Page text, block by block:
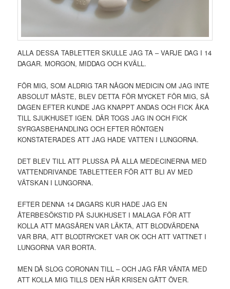
ALLA DESSA TABLETTER SKULLE JAG TA – VARJE DAG I 14
DAGAR. MORGON, MIDDAG OCH KVÄLL.
FÖR MIG, SOM ALDRIG TAR NÅGON MEDICIN OM JAG INTE
ABSOLUT MÅSTE, BLEV DETTA FÖR MYCKET FÖR MIG, SÅ
DAGEN EFTER KUNDE JAG KNAPPT ANDAS OCH FICK ÅKA
TILL SJUKHUSET IGEN. DÄR TOGS JAG IN OCH FICK
SYRGASBEHANDLING OCH EFTER RÖNTGEN
KONSTATERADES ATT JAG HADE VATTEN I LUNGORNA.
DET BLEV TILL ATT PLUSSA PÅ ALLA MEDECINERNA MED
VATTENDRIVANDE TABLETTEER FÖR ATT BLI AV MED
VÄTSKAN I LUNGORNA.
EFTER DENNA 14 DAGARS KUR HADE JAG EN
ÅTERBESÖKSTID PÅ SJUKHUSET I MALAGA FÖR ATT
KOLLA ATT MAGSÅREN VAR LÄKTA, ATT BLODVÄRDENA
VAR BRA, ATT BLODTRYCKET VAR OK OCH ATT VATTNET I
LUNGORNA VAR BORTA.
MEN DÅ SLOG CORONAN TILL – OCH JAG FÅR VÄNTA MED
ATT KOLLA MIG TILLS DEN HÄR KRISEN GÅTT ÖVER.